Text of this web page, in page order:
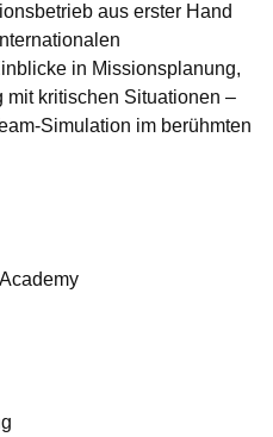
aus erster Hand
in Missionsplanung,
mit kritischen Situationen –
Simulation im berühmten